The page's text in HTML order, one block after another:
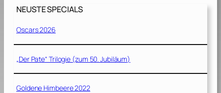
NEUSTE SPECIALS
Oscars 2026
„Der Pate“ Trilogie (zum 50. Jubiläum)
Goldene Himbeere 2022